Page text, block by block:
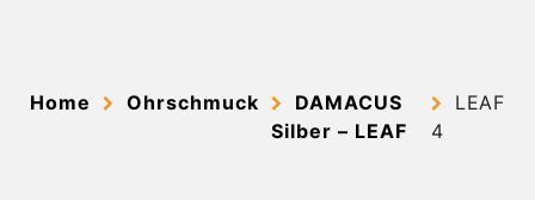
Home Ohrschmuck
DAMACUS
Silber – LEAF
LEAF
4